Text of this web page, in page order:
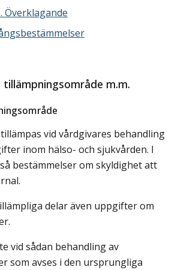
Överklagande
tillämpningsområde m.m.
vid vårdgivares behandling
inom hälso- och sjukvården. I
bestämmelser om skyldighet att
delar även uppgifter om
vid sådan behandling av
som avses i den ursprungliga